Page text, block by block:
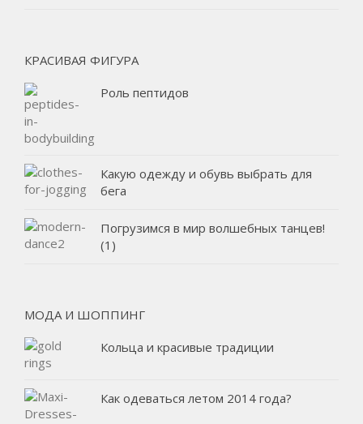
КРАСИВАЯ ФИГУРА
Роль пептидов
Какую одежду и обувь выбрать для
бега
Погрузимся в мир волшебных танцев!
(1)
МОДА И ШОППИНГ
Кольца и красивые традиции
Как одеваться летом 2014 года?